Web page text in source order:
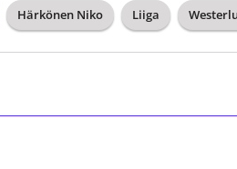
Härkönen Niko Liiga